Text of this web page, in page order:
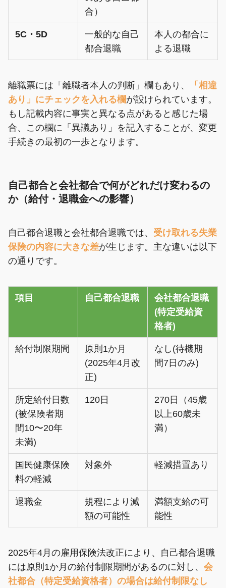
合）
5C・5D
一般的な自己
都合退職
本人の都合に
よる退職
離職票には「離職者本人の判断」欄もあり、
「相違
あり」にチェックを入れる欄が設けられています。
もし記載内容に事実と異なる点があると感じた場
合、この欄に「異議あり」を記入することが、変更
手続きの最初の一歩となります。
自己都合と会社都合で何がどれだけ変わるの
か（給付・退職金への影響）
自己都合退職と会社都合退職では、 受け取れる失業
保険の内容に大きな差が生じます。主な違いは以下
の通りです。
項目 自己都合退職
会社都合退職
(特定受給資
格者)
給付制限期間
原則1か月
(2025年4月改
正)
なし(待機期
間7日のみ)
所定給付日数
(被保険者期
間10〜20年
未満)
120日
270日（45歳
以上60歳未
満）
国民健康保険
料の軽減
対象外 軽減措置あり
退職金
規程により減
額の可能性
満額支給の可
能性
2025年4月の雇用保険法改正により、自己都合退職
には原則1か月の給付制限期間があるのに対し、 会
社都合（特定受給資格者）の場合は給付制限なし